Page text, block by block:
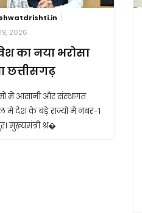
2026
का नया भरोसा
छत्तीसगढ़
में आसानी और संस्थागत
में देश के बड़े राज्यों में नंबर-1
मुख्यमंत्री श्र�